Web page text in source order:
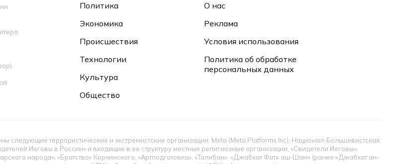
Политика
Экономика
Происшествия
Технологии
Культура
Общество
О нас
Реклама
Условия использования
Политика об обработке
персональных данных
террористические и экстремистские организации: Meta (Meta Platforms Inc), Национал-Большевистская
Иеговы в России» и входящие в ее структуру местные религиозные организации, «Свидетели Иеговы»,
народа», «Братство» Корчинского, «Артподготовка», «Талибан», «Джабхат Фатх аш-Шам» (ранее «Джабхат ан-